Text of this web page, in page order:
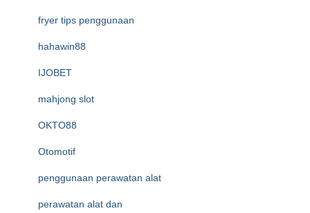
fryer tips penggunaan
hahawin88
IJOBET
mahjong slot
OKTO88
Otomotif
penggunaan perawatan alat
perawatan alat dan